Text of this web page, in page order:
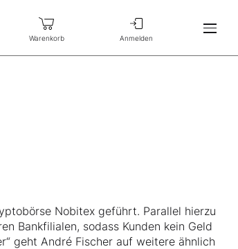
Warenkorb Anmelden
Nobitex geführt. Parallel hierzu
Bankfilialen, sodass Kunden kein Geld
geht André Fischer auf weitere ähnlich